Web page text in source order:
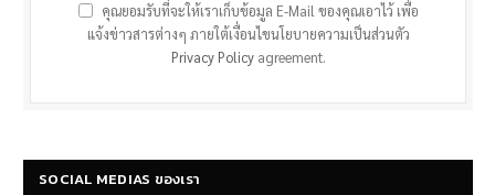
คุณยอมรับที่จะให้เราเก็บข้อมูล E-Mail ของคุณเอาไว้ เพื่อ
แจ้งข่าวสารต่างๆ ภายใต้เงื่อนไขนโยบายความเป็นส่วนตัว
Privacy Policyagreement.
SOCIAL MEDIAS ของเรา